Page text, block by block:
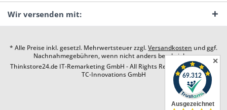
Wir versenden mit:
* Alle Preise inkl. gesetzl. Mehrwertsteuer zzgl.Versandkosten und ggf.
Nachnahmegebühren, wenn nicht anders beschrieben
Thinkstore24.de IT-Remarketing GmbH - All Rights Reserved. Design by
TC-Innovations GmbH
✕